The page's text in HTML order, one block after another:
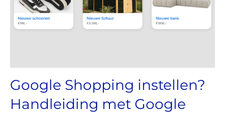
Google Shopping instellen?
Handleiding met Google